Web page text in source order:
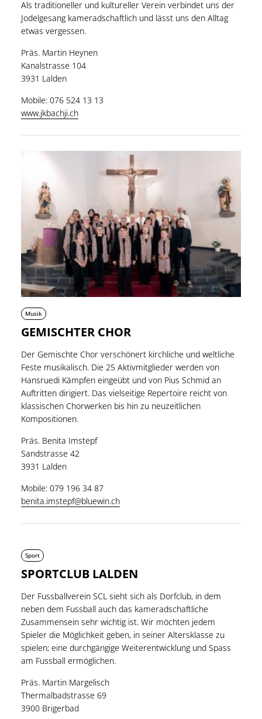
Als traditioneller und kultureller Verein verbindet uns der
Jodelgesang kameradschaftlich und lässt uns den Alltag
etwas vergessen.
Präs. Martin Heynen
Kanalstrasse 104
3931 Lalden
Mobile: 076 524 13 13
www.jkbachji.ch
Musik
GEMISCHTER CHOR
Der Gemischte Chor verschönert kirchliche und weltliche
Feste musikalisch. Die 25 Aktivmitglieder werden von
Hansruedi Kämpfen eingeübt und von Pius Schmid an
Auftritten dirigiert. Das vielseitige Repertoire reicht von
klassischen Chorwerken bis hin zu neuzeitlichen
Kompositionen.
Präs. Benita Imstepf
Sandstrasse 42
3931 Lalden
Mobile: 079 196 34 87
benita.imstepf@bluewin.ch
Sport
SPORTCLUB LALDEN
Der Fussballverein SCL sieht sich als Dorfclub, in dem
neben dem Fussball auch das kameradschaftliche
Zusammensein sehr wichtig ist. Wir möchten jedem
Spieler die Möglichkeit geben, in seiner Altersklasse zu
spielen; eine durchgängige Weiterentwicklung und Spass
am Fussball ermöglichen.
Präs. Martin Margelisch
Thermalbadstrasse 69
3900 Brigerbad